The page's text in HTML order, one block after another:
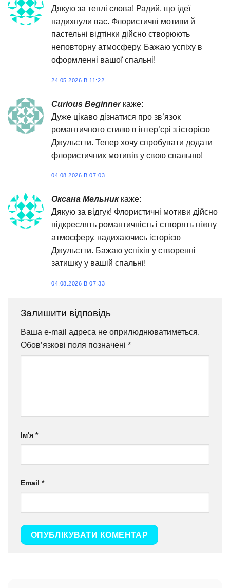
Дякую за теплі слова! Радий, що ідеї
надихнули вас. Флористичні мотиви й
пастельні відтінки дійсно створюють
неповторну атмосферу. Бажаю успіху в
оформленні вашої спальні!
24.05.2026 В 11:22
Curious Beginner каже:
Дуже цікаво дізнатися про зв’язок
романтичного стилю в інтер’єрі з історією
Джульєтти. Тепер хочу спробувати додати
флористичних мотивів у свою спальню!
04.08.2026 В 07:03
Оксана Мельник каже:
Дякую за відгук! Флористичні мотиви дійсно
підкреслять романтичність і створять ніжну
атмосферу, надихаючись історією
Джульєтти. Бажаю успіхів у створенні
затишку у вашій спальні!
04.08.2026 В 07:33
Залишити відповідь
Ваша e-mail адреса не оприлюднюватиметься.
Обов’язкові поля позначені *
Ім'я *
Email *